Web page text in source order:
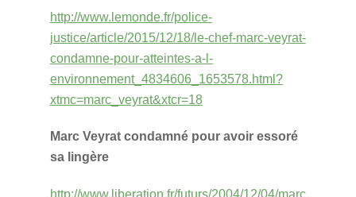
http://www.lemonde.fr/police-
justice/article/2015/12/18/le-chef-marc-veyrat-
condamne-pour-atteintes-a-l-
environnement_4834606_1653578.html?
xtmc=marc_veyrat&xtcr=18
Marc Veyrat condamné pour avoir essoré
sa lingère